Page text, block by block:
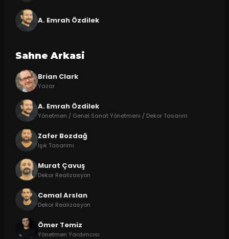
A. Emrah Özdilek
Sahne Arkasi
Brian Clark
Yazar
A. Emrah Özdilek
Yönetmen / Genel Sanat Yönetmeni / Dekor Tasarım
Zafer Bozdağ
Işık Tasarımı
Murat Çavuş
Dekor Realizasyon
Cemal Arslan
Dekor Realizasyon
Ömer Temiz
Yönetmen Yardımcısı